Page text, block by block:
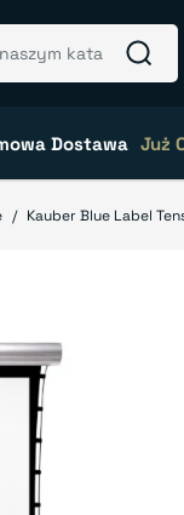
Dostawa Już
Kauber Blue Label